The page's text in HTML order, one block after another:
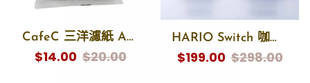
CafeC 三洋濾紙 Abaca plus 40pc 麻纖維錐形濾紙 日本三洋產業 酵素漂白
$14.00 $20.00
HARIO Switch 咖啡浸漬式濾杯 聰明杯 SSD-200/360 Coffee Immersion Dripper
$199.00 $298.00